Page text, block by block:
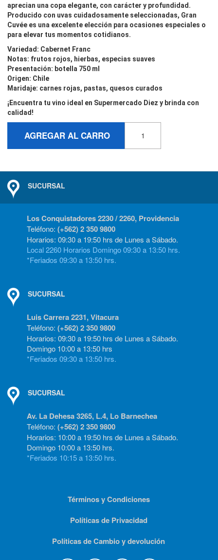
aprecian una copa elegante, con carácter y profundidad.
Producido con uvas cuidadosamente seleccionadas, Gran
Cuvée es una excelente elección para ocasiones especiales o
para elevar tus momentos cotidianos.
Variedad: Cabernet Franc
Notas: frutos rojos, hierbas, especias suaves
Presentación: botella 750 ml
Origen: Chile
Maridaje: carnes rojas, pastas, quesos curados
¡Encuentra tu vino ideal en Supermercado Diez y brinda con
calidad!
AGREGAR AL CARRO
SUCURSAL
Los Conquistadores 2230 / 2260, Providencia
Teléfono: (+562) 2 350 9800
Horarios: 09:30 a 19:50 hrs de Lunes a Sábado.
Local 2260 Horarios Domingo 09:30 a 13:50 hrs.
*Feriados 09:30 a 13:50 hrs.
SUCURSAL
Luis Carrera 2231, Vitacura
Teléfono: (+562) 2 350 9800
Horarios: 09:30 a 19:50 hrs de Lunes a Sábado.
Domingo 10:00 a 13:50 hrs
*Feriados 09:30 a 13:50 hrs.
SUCURSAL
Av. La Dehesa 3265, L.4, Lo Barnechea
Teléfono: (+562) 2 350 9800
Horarios: 10:00 a 19:50 hrs de Lunes a Sábado.
Domingo 10:00 a 13:50 hrs.
*Feriados 10:15 a 13:50 hrs.
Términos y Condiciones
Políticas de Privacidad
Políticas de Cambio y devolución